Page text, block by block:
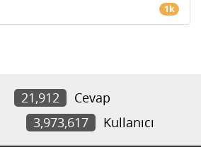
1k
21,912
Cevap
3,973,617 Kullanıcı